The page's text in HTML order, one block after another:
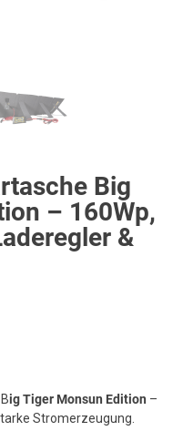
Big
– 160Wp,
&
ig Tiger Monsun Edition –
Stromerzeugung.